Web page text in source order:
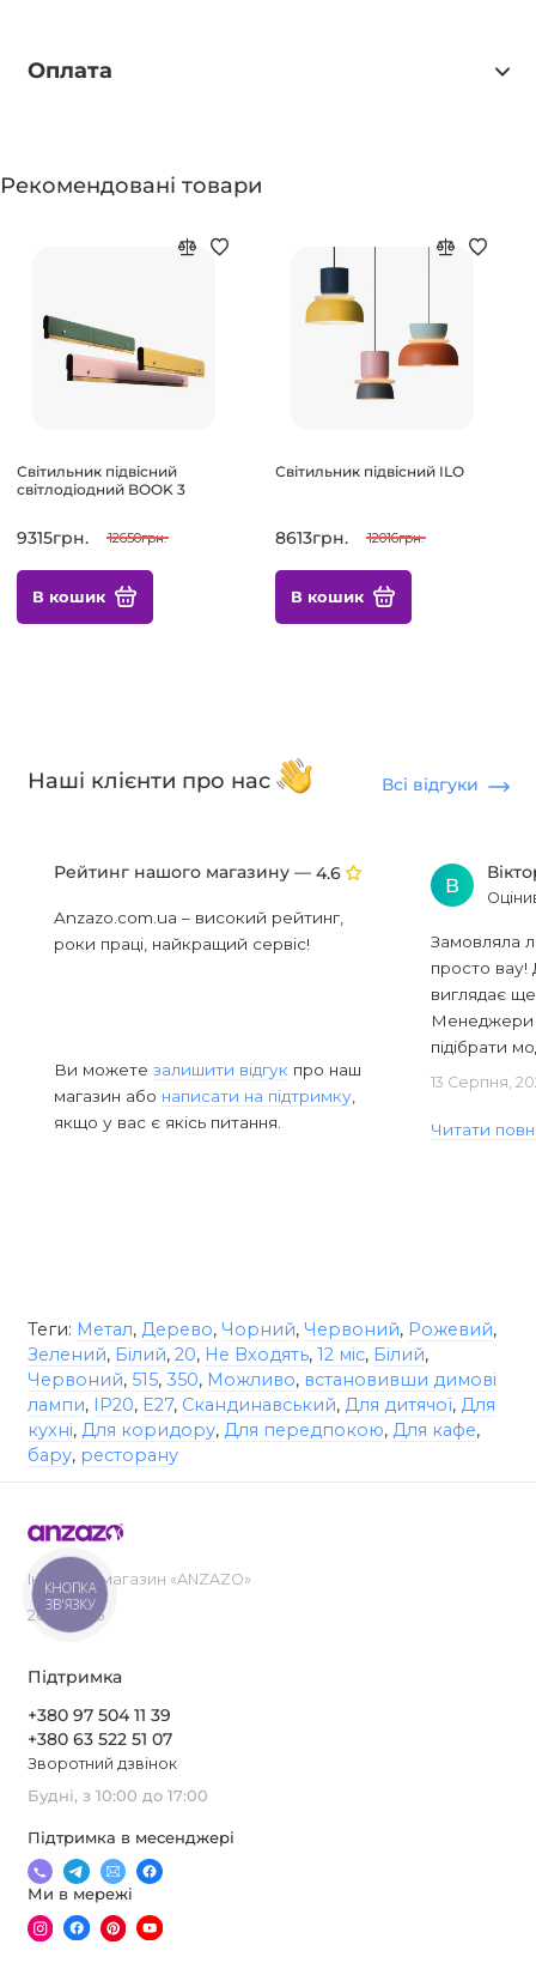
Оплата
Рекомендовані товари
Світильник підвісний
світлодіодний BOOK 3
9315грн. 12650грн.
В кошик
Світильник підвісний ILO
8613грн. 12016грн.
В кошик
Наші клієнти про нас Всі відгуки
Рейтинг нашого магазину — 4.6
Anzazo.com.ua – високий рейтинг,
роки праці, найкращий сервіс!
Ви можете залишити відгук про наш
магазин або написати на підтримку,
якщо у вас є якісь питання.
В
Замовляла
просто вау!
виглядає
Менеджери
підібрати
13 Серпня,
Читати
Теги: Метал, Дерево, Чорний, Червоний, Рожевий,
Зелений, Білий, 20, Не Входять, 12 міс, Білий,
Червоний, 515, 350, Можливо, встановивши димові
лампи, IP20, E27, Скандинавський, Для дитячої, Для
кухні, Для коридору, Для передпокою, Для кафе,
бару, ресторану
Інтернет-магазин «ANZAZO»
2019-2026
Підтримка
+380 97 504 11 39
+380 63 522 51 07
Зворотний дзвінок
Будні, з 10:00 до 17:00
Підтримка в месенджері
Ми в мережі
КНОПКА
ЗВ'ЯЗКУ